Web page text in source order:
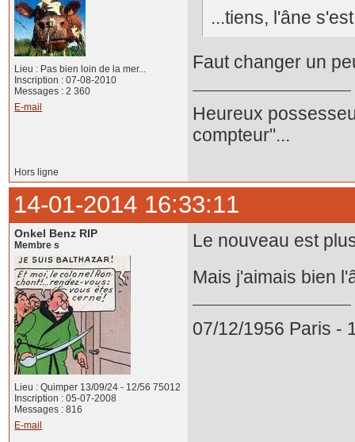
Lieu : Pas bien loin de la mer...
Inscription : 07-08-2010
Messages : 2 360
E-mail
...tiens, l'âne
Faut changer un
Heureux
compteur"...
Hors ligne
14-01-2014 16:33:11
Onkel Benz RIP
Membre s
Lieu : Quimper 13/09/24 - 12/56 75012
Inscription : 05-07-2008
Messages : 816
E-mail
Le nouveau est
Mais j'aimais bien
07/12/1956 Paris -